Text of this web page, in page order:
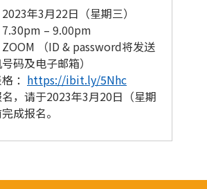
年3月22日（星期三）
– 9.00pm
（ID & password将发送
码及电子邮箱）
： https://ibit.ly/5Nhc
，请于2023年3月20日（星期
成报名。